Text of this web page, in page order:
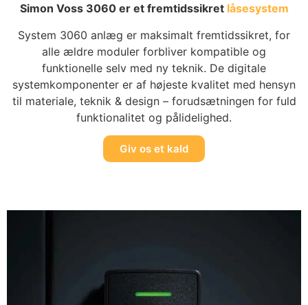
Simon Voss 3060 er et fremtidssikret låsesystem
System 3060 anlæg er maksimalt fremtidssikret, for
alle ældre moduler forbliver kompatible og
funktionelle selv med ny teknik. De digitale
systemkomponenter er af højeste kvalitet med hensyn
til materiale, teknik & design – forudsætningen for fuld
funktionalitet og pålidelighed.
Giv os et kald